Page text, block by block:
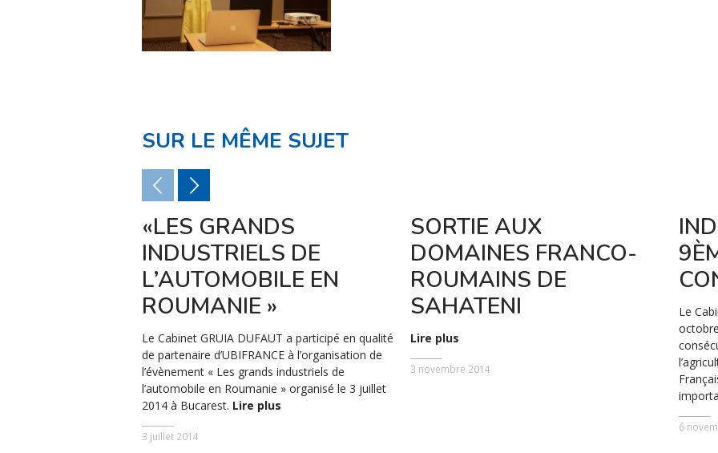
SUR LE MÊME SUJET
«LES GRANDS
INDUSTRIELS DE
L’AUTOMOBILE EN
ROUMANIE »
Le Cabinet GRUIA DUFAUT a participé en qualité
de partenaire d’UBIFRANCE à l’organisation de
l’évènement « Les grands industriels de
l’automobile en Roumanie » organisé le 3 juillet
2014 à Bucarest. Lire plus
3 juillet 2014
SORTIE AUX
DOMAINES FRANCO-
ROUMAINS DE
SAHATENI
Lire plus
3 novembre 2014
Le
6